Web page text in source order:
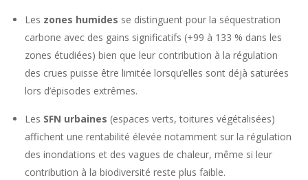
Les zones humides se distinguent pour la séquestration
carbone avec des gains significatifs (+99 à 133 % dans les
zones étudiées) bien que leur contribution à la régulation
des crues puisse être limitée lorsqu’elles sont déjà saturées
lors d’épisodes extrêmes.
Les SFN urbaines (espaces verts, toitures végétalisées)
affichent une rentabilité élevée notamment sur la régulation
des inondations et des vagues de chaleur, même si leur
contribution à la biodiversité reste plus faible.